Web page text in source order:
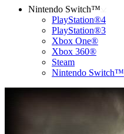
Nintendo Switch™
PlayStation®4
PlayStation®3
Xbox One®
Xbox 360®
Steam
Nintendo Switch™